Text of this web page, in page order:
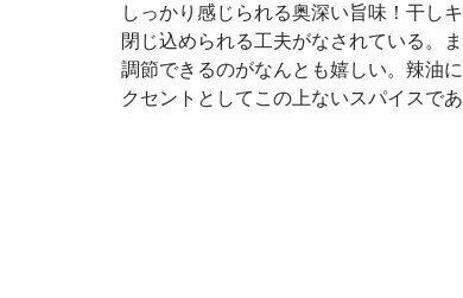
しっかり感じられる奥深い旨味！干し
閉じ込められる工夫がなされている。
調節できるのがなんとも嬉しい。辣油
クセントとしてこの上ないスパイスで